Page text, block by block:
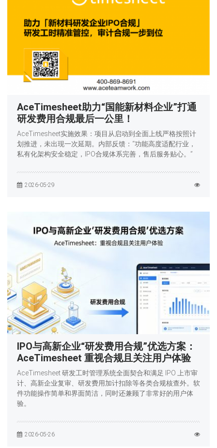
AceTimesheet助力“国能新材料企业”打通
研发费用合规最后一公里！
AceTimesheet实施效果：项目从启动到全面上线严格按照计
划推进，未出现一次延期。内部反馈：“功能高度适配行业，
私有化架构安全稳定，IPO合规体系完善，售后服务贴心。”
2026-05-29
IPO与高新企业“研发费用合规”优选方案：
AceTimesheet 重视合规且关注用户体验
AceTimesheet 研发工时管理系统全面契合和满足 IPO 上市审
计、高新企业复审、研发费用加计扣除等各类合规核查外。软
件功能操作简单和界面简洁，同时还兼顾了非常好的用户体
验。
2026-05-26